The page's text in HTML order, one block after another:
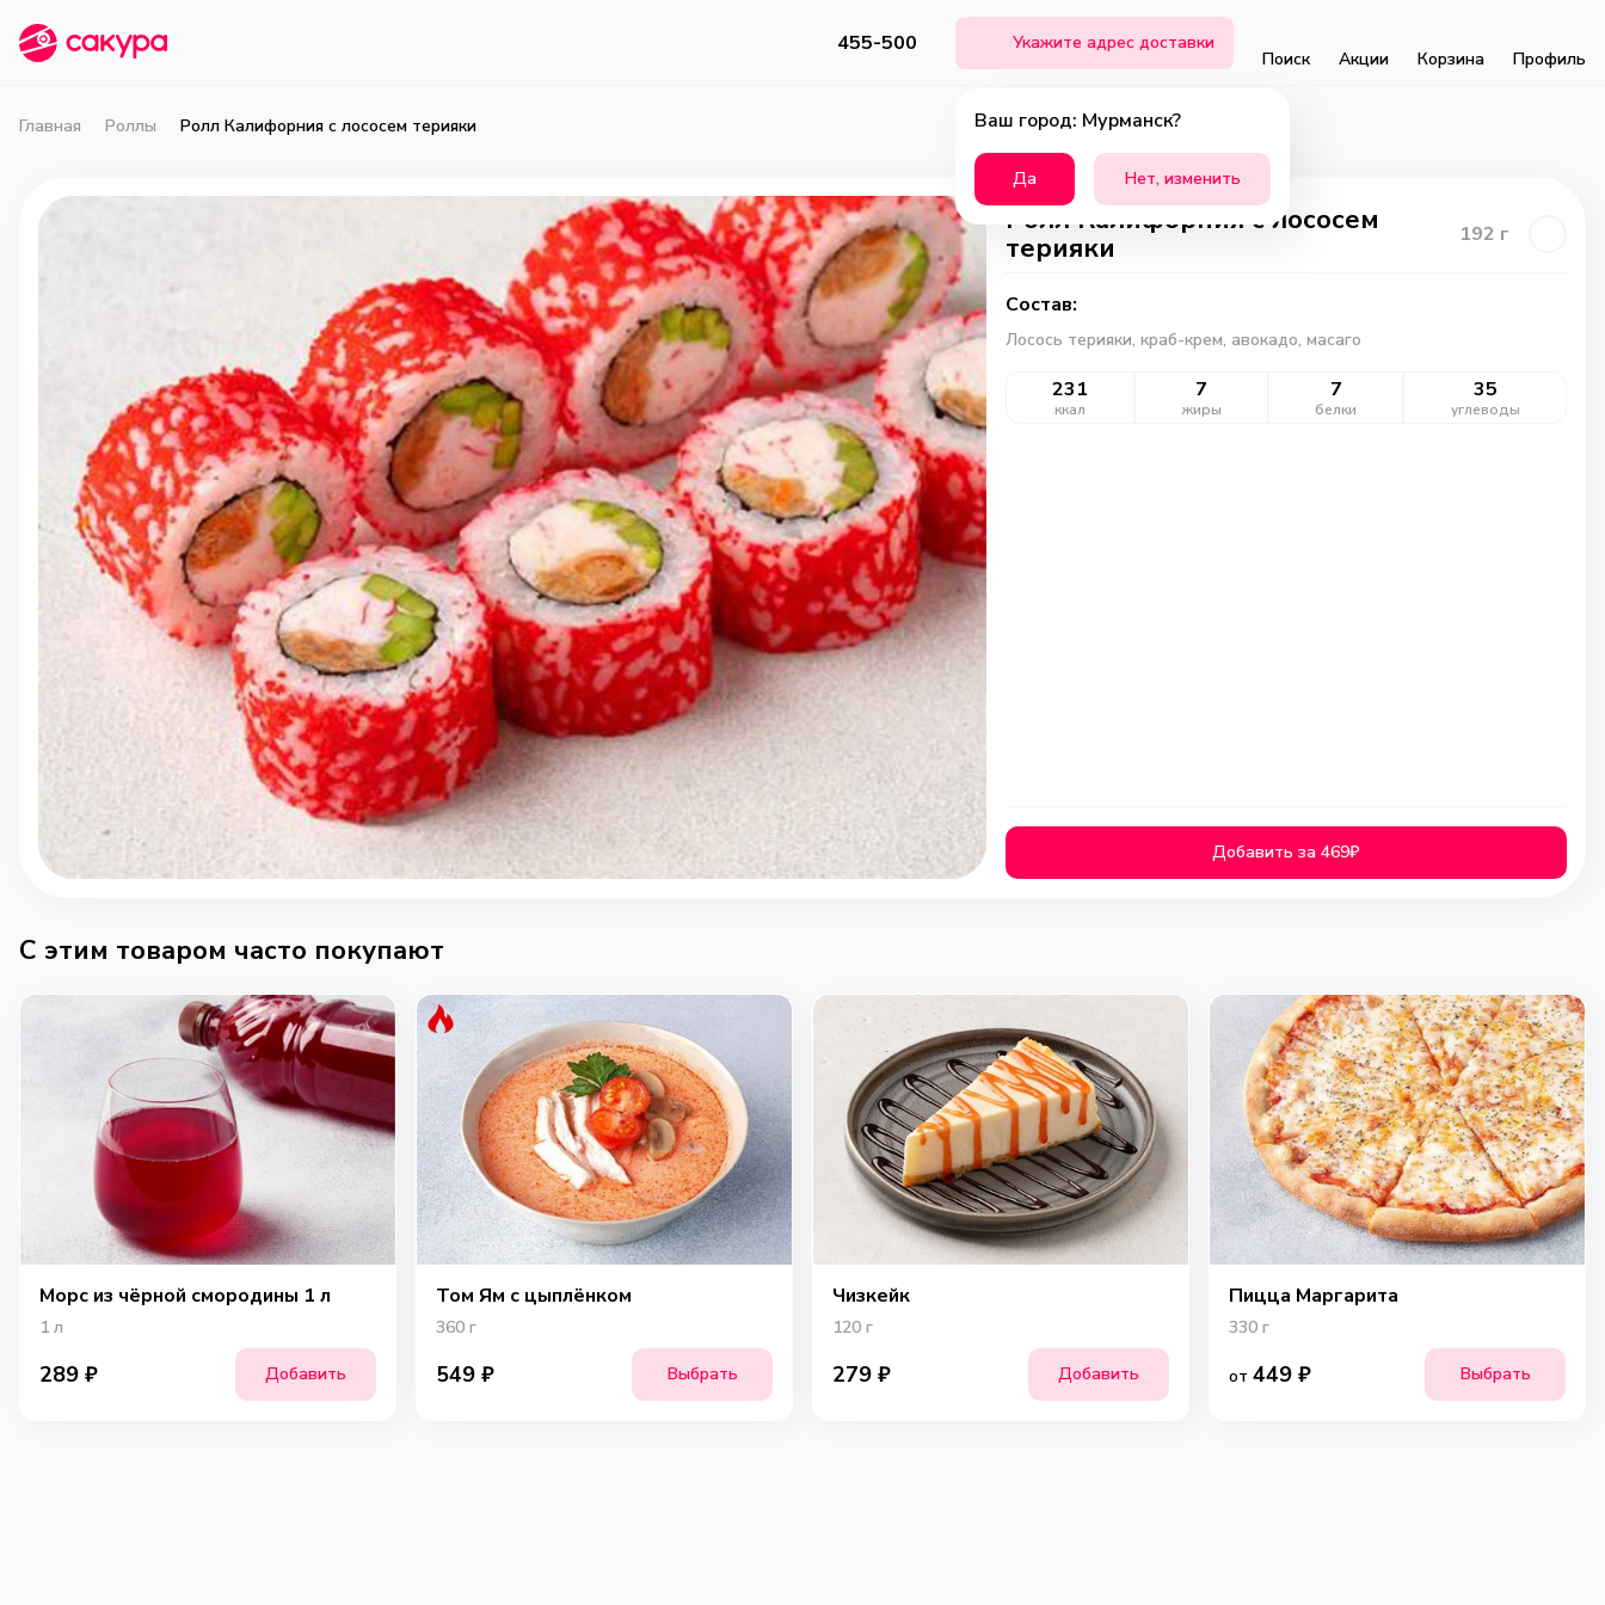
455-500 Укажите адрес доставки
Ваш город: Мурманск?
Да Нет, изменить
Поиск Акции Корзина Профиль
Главная Роллы Ролл Калифорния с лососем терияки
Ролл Калифорния с лососем
терияки
192 г
Состав:
Лосось терияки, краб-крем, авокадо, масаго
231
ккал
7
жиры
7
белки
35
углеводы
Добавить за 469₽
C этим товаром часто покупают
Морс из чёрной смородины 1 л
1 л
289 ₽ Добавить
Том Ям с цыплёнком
360 г
549 ₽ Выбрать
Чизкейк
120 г
279 ₽ Добавить
Пицца Маргарита
330 г
от 449 ₽ Выбрать